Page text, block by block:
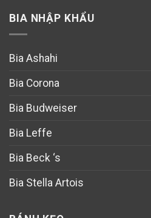
BIA NHẬP KHẨU
Bia Ashahi
Bia Corona
Bia Budweiser
Bia Leffe
Bia Beck ‘s
Bia Stella Artois